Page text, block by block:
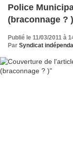
Police
(braconnage ? )
Publié le 11/03/2011 à
Par Syndicat